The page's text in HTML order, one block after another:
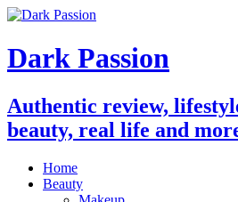
Dark Passion
Authentic review,
beauty, real life and
Home
Beauty